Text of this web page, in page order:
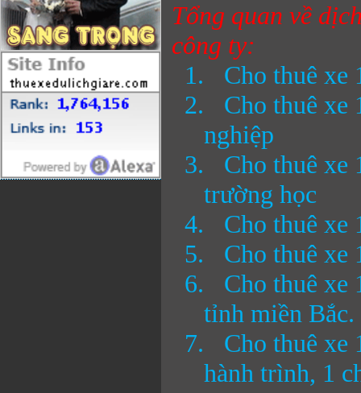
Tổng quan về
công ty:
1.
Cho thuê xe
2.
Cho thuê xe
nghiệp
3.
Cho thuê xe
trường học
4.
Cho thuê xe
5.
Cho thuê xe
6.
Cho thuê xe
tỉnh miền Bắc.
7.
Cho thuê xe
hành trình, 1